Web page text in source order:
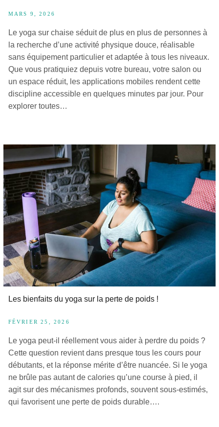
MARS 9, 2026
Le yoga sur chaise séduit de plus en plus de personnes à
la recherche d’une activité physique douce, réalisable
sans équipement particulier et adaptée à tous les niveaux.
Que vous pratiquiez depuis votre bureau, votre salon ou
un espace réduit, les applications mobiles rendent cette
discipline accessible en quelques minutes par jour. Pour
explorer toutes…
Les bienfaits du yoga sur la perte de poids !
FÉVRIER 25, 2026
Le yoga peut-il réellement vous aider à perdre du poids ?
Cette question revient dans presque tous les cours pour
débutants, et la réponse mérite d’être nuancée. Si le yoga
ne brûle pas autant de calories qu’une course à pied, il
agit sur des mécanismes profonds, souvent sous-estimés,
qui favorisent une perte de poids durable….